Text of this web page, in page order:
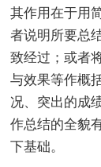
其作用在于用
者说明所要总
致经过；或者
与效果等作概
况、突出的成
作总结的全貌
下基础。